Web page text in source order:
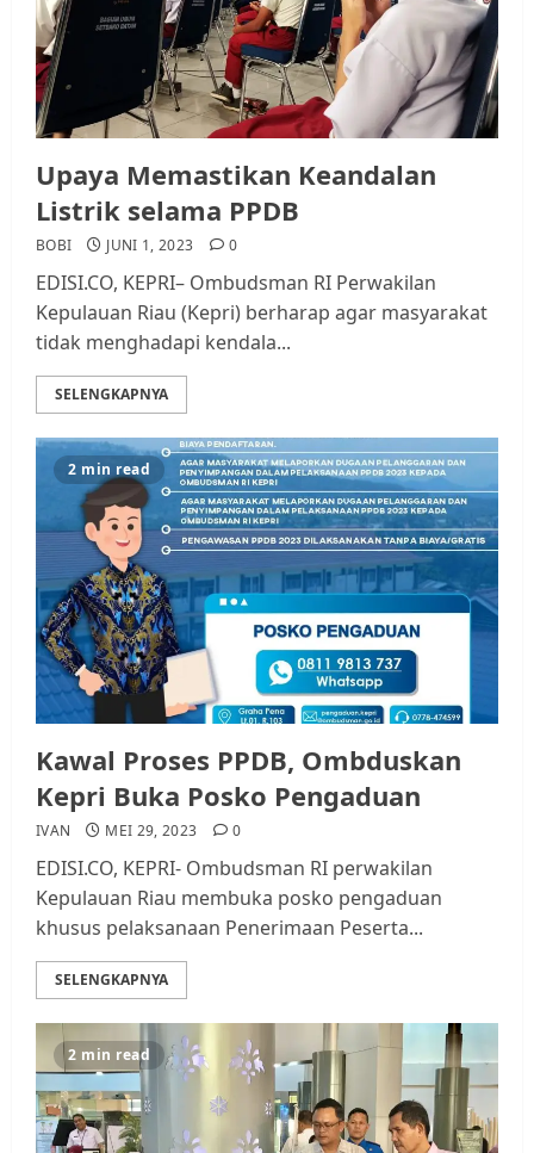
Upaya Memastikan Keandalan
Listrik selama PPDB
BOBI JUNI 1, 2023 0
EDISI.CO, KEPRI– Ombudsman RI Perwakilan
Kepulauan Riau (Kepri) berharap agar masyarakat
tidak menghadapi kendala...
SELENGKAPNYA
2 min read
Kawal Proses PPDB, Ombduskan
Kepri Buka Posko Pengaduan
IVAN MEI 29, 2023 0
EDISI.CO, KEPRI- Ombudsman RI perwakilan
Kepulauan Riau membuka posko pengaduan
khusus pelaksanaan Penerimaan Peserta...
SELENGKAPNYA
2 min read